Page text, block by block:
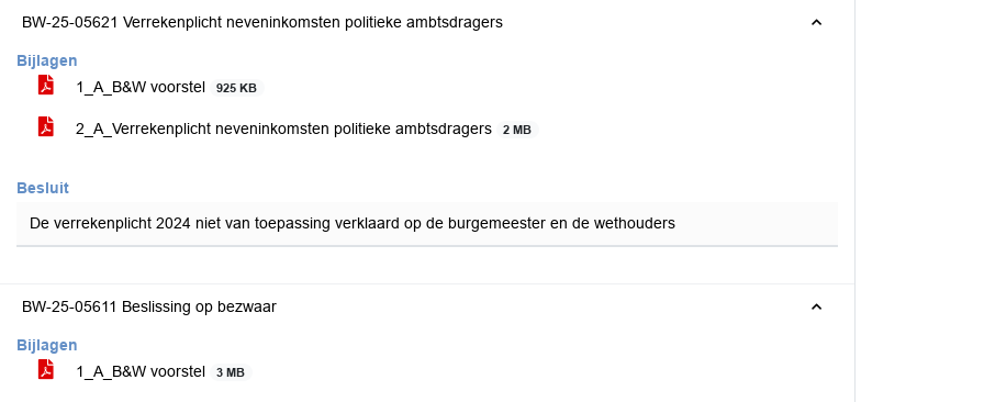
BW-25-05621 Verrekenplicht neveninkomsten politieke ambtsdragers
Bijlagen
1_A_B&W voorstel
925 KB
2_A_Verrekenplicht neveninkomsten politieke ambtsdragers 2 MB
Besluit
De verrekenplicht 2024 niet van toepassing verklaard op de burgemeester en de wethouders
BW-25-05611 Beslissing op bezwaar
Bijlagen
1_A_B&W voorstel
3 MB